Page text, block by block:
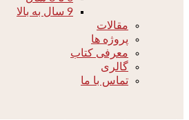
9 سال به بالا
مقالات
پروژه ها
معرفی کتاب
گالری
تماس با ما